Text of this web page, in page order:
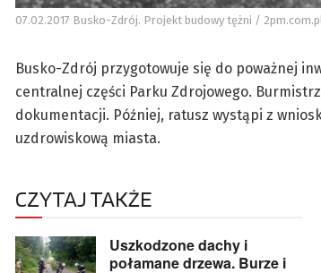
07.02.2017 Busko-Zdrój. Projekt budowy tężni /
Busko-Zdrój przygotowuje się do poważnej
centralnej części Parku Zdrojowego.
dokumentacji. Później, ratusz wystąpi z
uzdrowiskową miasta.
CZYTAJ TAKŻE
Uszkodzone dachy i
połamane drzewa. Burze i